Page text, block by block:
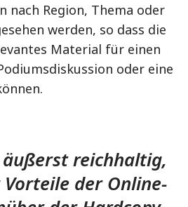
nach Region, Thema oder
werden, so dass die
Material für einen
oder eine
reichhaltig,
der Online-